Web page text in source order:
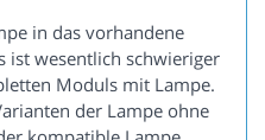
in das vorhandene
ist wesentlich schwieriger
Moduls mit Lampe.
der Lampe ohne